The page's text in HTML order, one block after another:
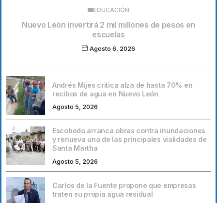
EDUCACIÓN
Nuevo León invertirá 2 mil millones de pesos en
escuelas
Agosto 6, 2026
Andrés Mijes critica alza de hasta 70% en
recibos de agua en Nuevo León
Agosto 5, 2026
Escobedo arranca obras contra inundaciones
y renueva una de las principales vialidades de
Santa Martha
Agosto 5, 2026
Carlos de la Fuente propone que empresas
traten su propia agua residual